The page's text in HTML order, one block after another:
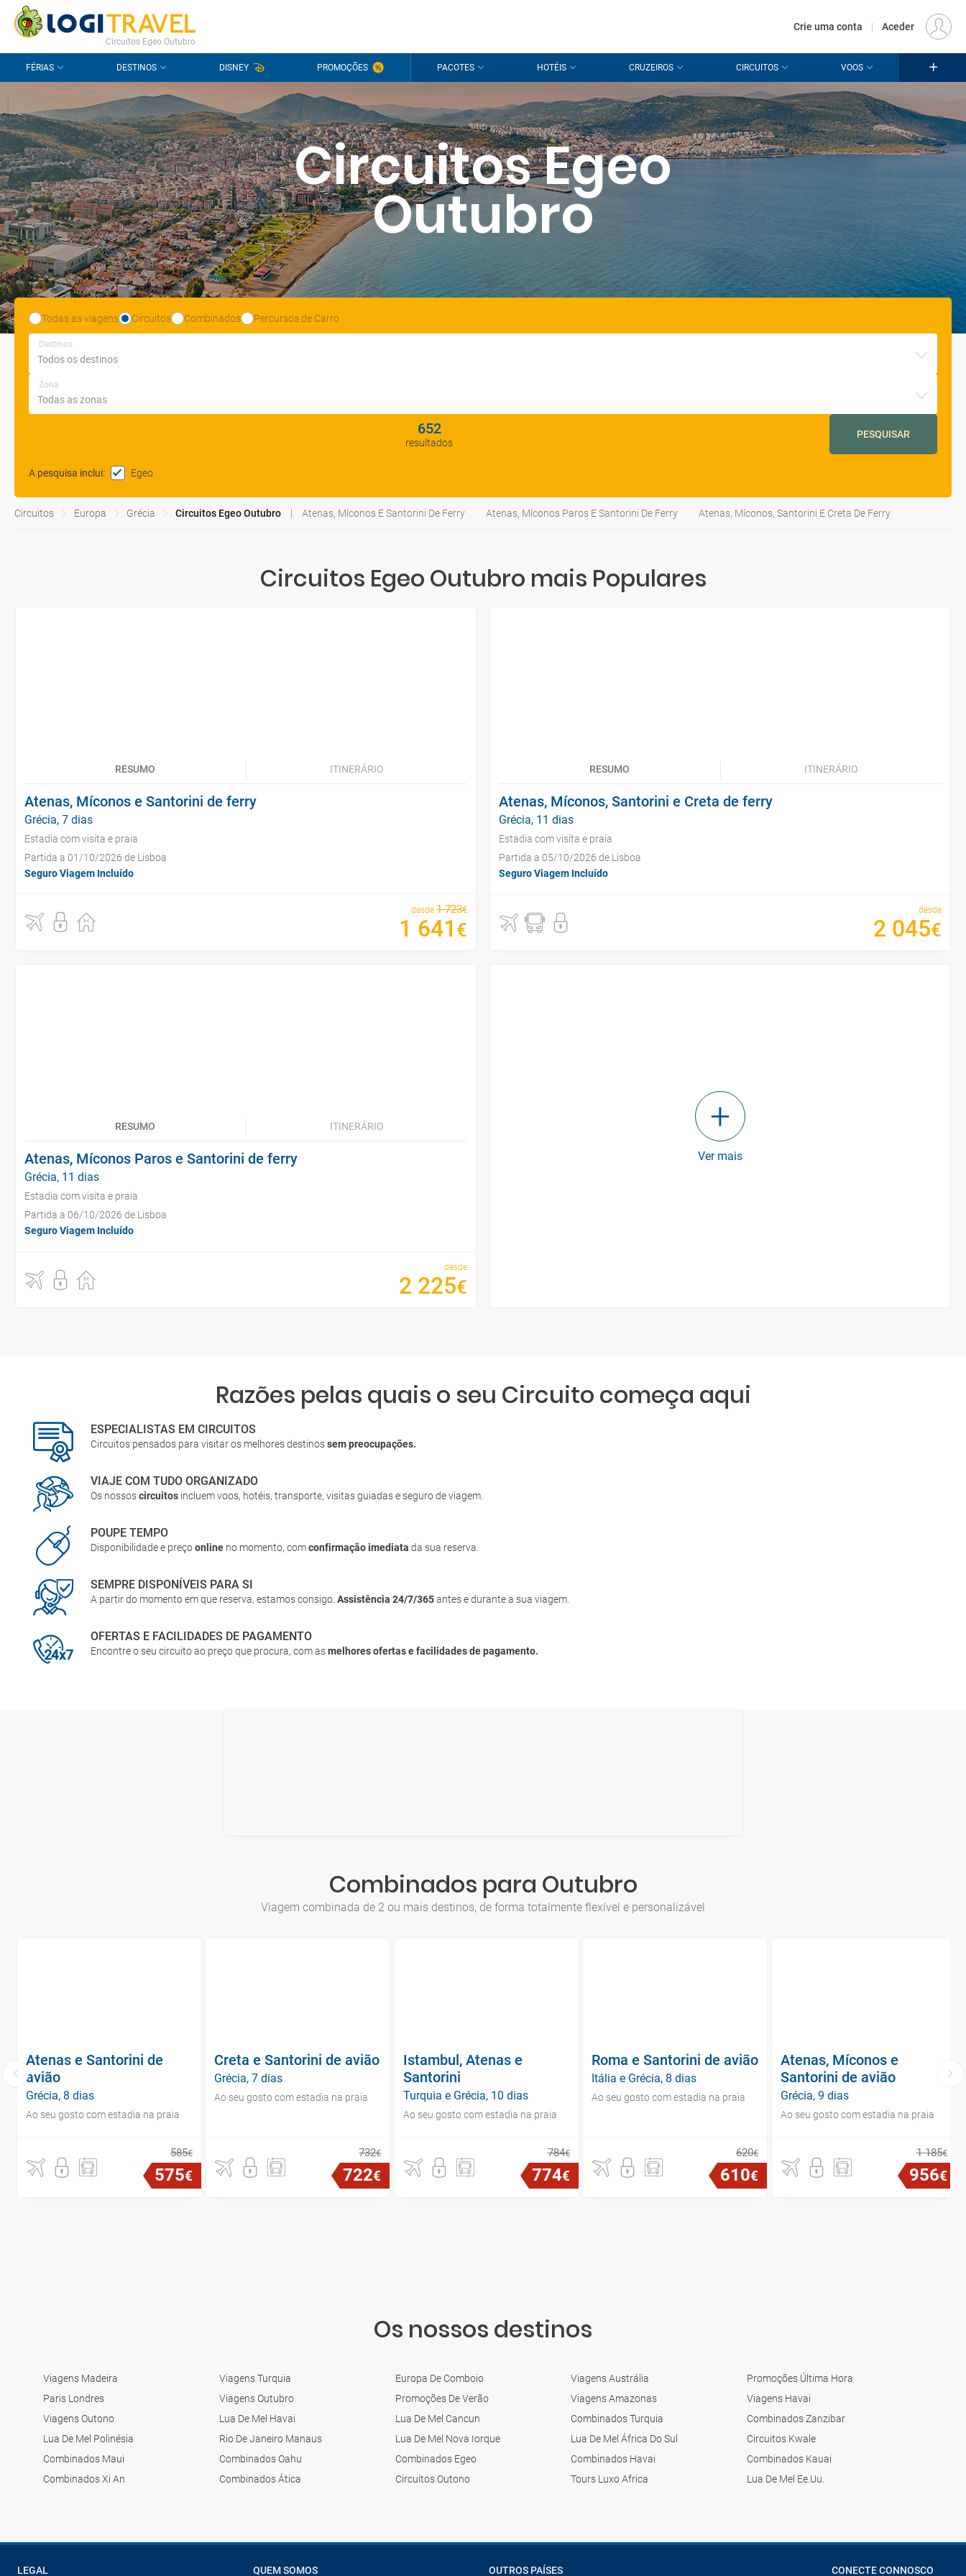
CONTACTO PERGUNTAS FREQUENTES EUR
Circuitos Egeo Outubro
Crie uma conta | Aceder
FÉRIAS DESTINOS DISNEY PROMOÇÕES PACOTES HOTÉIS CRUZEIROS CIRCUITOS VOOS
Circuitos Egeo
Outubro
Todas as viagens Circuitos Combinados Percursos de Carro
Destinos
Zona
652
resultados
PESQUISAR
A pesquisa inclui: Egeo
Circuitos Europa Grécia Circuitos Egeo Outubro Atenas, Míconos E Santorini De Ferry Atenas, Míconos Paros E Santorini De Ferry Atenas, Míconos, Santorini E Creta De Ferry
Circuitos Egeo Outubro mais Populares
RESUMO ITINERÁRIO
Atenas, Míconos e Santorini de ferry
Grécia, 7 dias
Estadia com visita e praia
Partida a 01/10/2026 de Lisboa
Seguro Viagem Incluído
desde 1 723€
1 641 €
RESUMO ITINERÁRIO
Atenas, Míconos, Santorini e Creta de ferry
Grécia, 11 dias
Estadia com visita e praia
Partida a 05/10/2026 de Lisboa
Seguro Viagem Incluído
desde
2 045€
RESUMO ITINERÁRIO
Atenas, Míconos Paros e Santorini de ferry
Grécia, 11 dias
Estadia com visita e praia
Partida a 06/10/2026 de Lisboa
Seguro Viagem Incluído
desde
2 225€
Ver mais
Razões pelas quais o seu Circuito começa aqui
ESPECIALISTAS EM CIRCUITOS
Circuitos pensados para visitar os melhores destinossem preocupações.
VIAJE COM TUDO ORGANIZADO
Os nossoscircuitos incluem voos, hotéis, transporte, visitas guiadas e seguro de viagem.
POUPE TEMPO
Disponibilidade e preçoonline no momento, comconfirmação imediata da sua reserva.
SEMPRE DISPONÍVEIS PARA SI
A partir do momento em que reserva, estamos consigo.Assistência 24/7/365antes e durante a sua viagem.
OFERTAS E FACILIDADES DE PAGAMENTO
Encontre o seu circuito ao preço que procura, com asmelhores ofertas e facilidades de pagamento.
Combinados para Outubro
Viagem combinada de 2 ou mais destinos, de forma totalmente flexível e personalizável
Atenas e Santorini de
avião
Grécia, 8 dias
Ao seu gosto com estadia na praia
585€
575€
Creta e Santorini de avião
Grécia, 7 dias
Ao seu gosto com estadia na praia
732€
722€
Istambul, Atenas e
Santorini
Turquia e Grécia, 10 dias
Ao seu gosto com estadia na praia
784€
774€
Roma e Santorini de avião
Itália e Grécia, 8 dias
Ao seu gosto com estadia na praia
620€
610€
Atenas, Míconos e
Santorini de avião
Grécia, 9 dias
Ao seu gosto com estadia na praia
1 185€
956€
Os nossos destinos
Viagens Madeira Viagens Turquia Europa De Comboio Viagens Austrália
Promoções Última Hora
Paris Londres
Viagens Outubro Promoções De Verão Viagens Amazonas
Viagens Havai
Viagens Outono
Lua De Mel Havai Lua De Mel Cancun Combinados Turquia
Combinados Zanzibar
Lua De Mel Polinésia
Rio De Janeiro Manaus Lua De Mel Nova Iorque Lua De Mel África Do Sul
Circuitos Kwale
Combinados Maui
Combinados Oahu Combinados Egeo Combinados Havai
Combinados Kauai
Combinados Xi An
Combinados Ática Circuitos Outono Tours Luxo Africa Lua De Mel Ee.Uu.
LEGAL QUEM SOMOS OUTROS PAÍSES CONECTE CONNOSCO